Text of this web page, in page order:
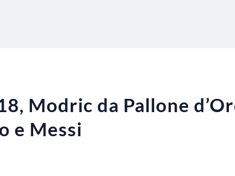
Modric da Pallone
e Messi